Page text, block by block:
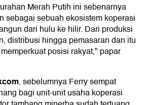
Merah Putih ini sebenarnya
sebagai sebuah ekosistem koperasi
dari hulu ke hilir. Dari produksi
distribusi hingga pemasaran dan itu
posisi rakyat," papar
, sebelumnya Ferry sempat
bagi unit-unit usaha koperasi